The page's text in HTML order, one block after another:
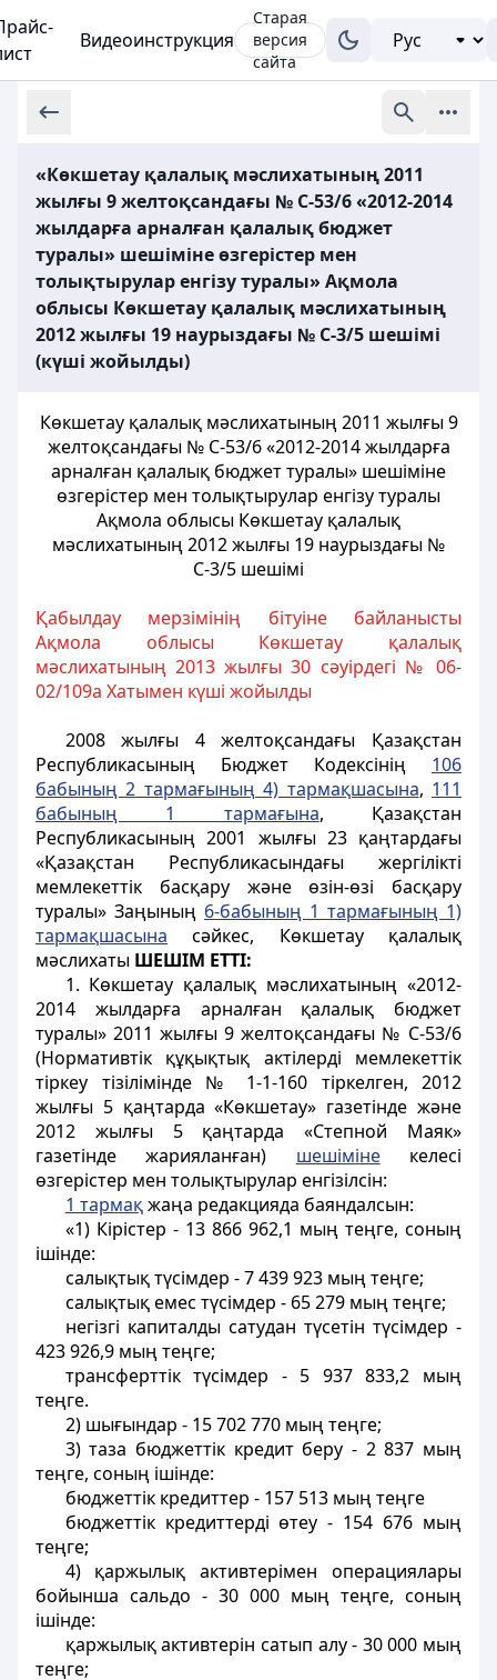
Видеоинструкция
Старая
версия
сайта
«Көкшетау қалалық мәслихатының 2011
жылғы 9 желтоқсандағы № С-53/6 «2012-2014
жылдарға арналған қалалық бюджет
туралы» шешіміне өзгерістер мен
толықтырулар енгізу туралы» Ақмола
облысы Көкшетау қалалық мәслихатының
2012 жылғы 19 наурыздағы № С-3/5 шешімі
(күші жойылды)
Көкшетау қалалық мәслихатының 2011 жылғы 9
желтоқсандағы № С-53/6 «2012-2014 жылдарға
арналған қалалық бюджет туралы» шешіміне
өзгерістер мен толықтырулар енгізу туралы
Ақмола облысы Көкшетау қалалық
мәслихатының 2012 жылғы 19 наурыздағы №
С-3/5 шешімі
Қабылдау мерзімінің бітуіне байланысты
Ақмола облысы Көкшетау қалалық
мәслихатының 2013 жылғы 30 сәуірдегі № 06-
02/109а Хатымен күші жойылды
2008 жылғы 4 желтоқсандағы Қазақстан
Республикасының Бюджет Кодексінің 106
бабының 2 тармағының 4) тармақшасына, 111
бабының 1 тармағына, Қазақстан
Республикасының 2001 жылғы 23 қаңтардағы
«Қазақстан Республикасындағы жергілікті
мемлекеттік басқару және өзін-өзі басқару
туралы» Заңының 6-бабының 1 тармағының 1)
тармақшасына сәйкес, Көкшетау қалалық
мәслихаты ШЕШІМ ЕТТІ:
1. Көкшетау қалалық мәслихатының «2012-
2014 жылдарға арналған қалалық бюджет
туралы» 2011 жылғы 9 желтоқсандағы № С-53/6
(Нормативтік құқықтық актілерді мемлекеттік
тіркеу тізілімінде № 1-1-160 тіркелген, 2012
жылғы 5 қаңтарда «Көкшетау» газетінде және
2012 жылғы 5 қаңтарда «Степной Маяк»
газетінде жарияланған) шешімінекелесі
өзгерістер мен толықтырулар енгізілсін:
1 тармақжаңа редакцияда баяндалсын:
«1) Кірістер - 13 866 962,1 мың теңге, соның
ішінде:
салықтық түсімдер - 7 439 923 мың теңге;
салықтық емес түсімдер - 65 279 мың теңге;
негізгі капиталды сатудан түсетін түсімдер -
423 926,9 мың теңге;
трансферттік түсімдер - 5 937 833,2 мың
теңге.
2) шығындар - 15 702 770 мың теңге;
3) таза бюджеттік кредит беру - 2 837 мың
теңге, соның ішінде:
бюджеттік кредиттер - 157 513 мың теңге
бюджеттік кредиттерді өтеу - 154 676 мың
теңге;
4) қаржылық активтерімен операциялары
бойынша сальдо - 30 000 мың теңге, соның
ішінде:
қаржылық активтерін сатып алу - 30 000 мың
теңге;